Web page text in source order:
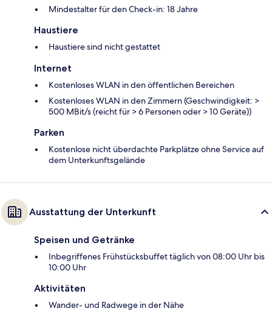
Mindestalter für den Check-in: 18 Jahre
Haustiere
Haustiere sind nicht gestattet
Internet
Kostenloses WLAN in den öffentlichen Bereichen
Kostenloses WLAN in den Zimmern (Geschwindigkeit: >
500 MBit/s (reicht für > 6 Personen oder > 10 Geräte))
Parken
Kostenlose nicht überdachte Parkplätze ohne Service auf
dem Unterkunftsgelände
Ausstattung der Unterkunft
Speisen und Getränke
Inbegriffenes Frühstücksbuffet täglich von 08:00 Uhr bis
10:00 Uhr
Aktivitäten
Wander- und Radwege in der Nähe